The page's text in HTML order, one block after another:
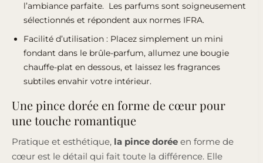
l’ambiance parfaite. Les parfums sont soigneusement
sélectionnés et répondent aux normes IFRA.
Facilité d’utilisation : Placez simplement un mini
fondant dans le brûle-parfum, allumez une bougie
chauffe-plat en dessous, et laissez les fragrances
subtiles envahir votre intérieur.
Une pince dorée en forme de cœur pour
une touche romantique
Pratique et esthétique, la pince dorée en forme de
cœur est le détail qui fait toute la différence. Elle